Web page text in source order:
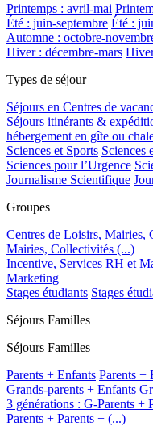
Printemps : avril-mai
Été : juin-septembre Été :
Automne : octobre-
Hiver : décembre-mars
Types de séjour
Séjours en Centres de
Séjours itinérants &
hébergement en gîte ou
Sciences et Sports Sciences
Sciences pour l’Urgence
Journalisme Scientifique
Groupes
Centres de Loisirs, Mairies,
Mairies, Collectivités (...)
Incentive, Services RH et
Marketing
Stages étudiants Stages
Séjours Familles
Séjours Familles
Parents + Enfants Parents +
Grands-parents + Enfants
3 générations : G-Parents +
Parents + Parents + (...)